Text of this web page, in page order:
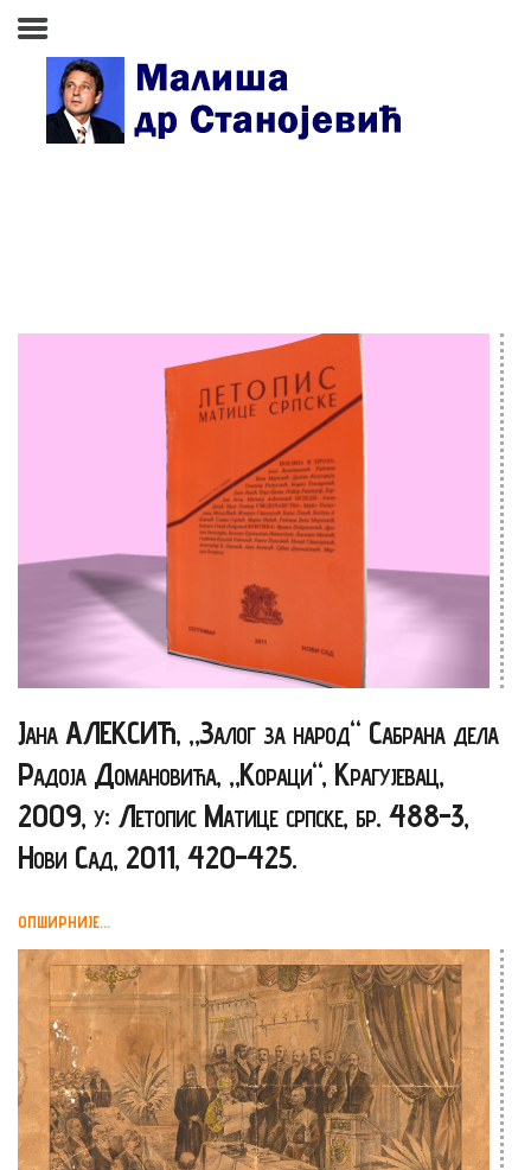
Почетна страна
Сећања, људи, догађаји
Јана АЛЕКСИЋ, „Залог за народ“ Сабрана дела
Радоја Домановића, „Кораци“, Крагујевац,
2009, у: Летопис Матице српске, бр. 488-3,
Нови Сад, 2011, 420-425.
ОПШИРНИЈЕ...